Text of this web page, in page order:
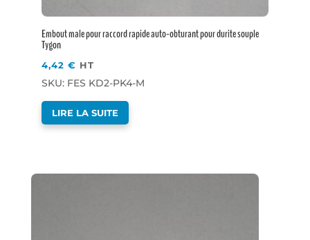
Embout male pour raccord rapide auto-obturant pour durite souple
Tygon
4,42 € HT
SKU: FES KD2-PK4-M
LIRE LA SUITE